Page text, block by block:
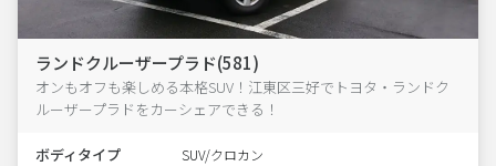
ランドクルーザープラド(581)
オンもオフも楽しめる本格SUV！江東区三好でトヨタ・ランドク
ルーザープラドをカーシェアできる！
ボディタイプ SUV/クロカン